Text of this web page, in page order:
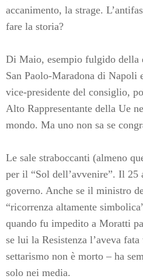
accanimento, la strage.
fare la storia?
Di Maio, esempio fulgido della
San Paolo-Maradona di Napoli
vice-presidente del consiglio,
Alto Rappresentante della Ue
mondo. Ma uno non sa se
Le sale straboccanti (almeno
per il “Sol dell’avvenire”. Il
governo. Anche se il ministro
“ricorrenza altamente
quando fu impedito a Moratti
se lui la Resistenza l’aveva
settarismo non è morto – ha
solo nei media.